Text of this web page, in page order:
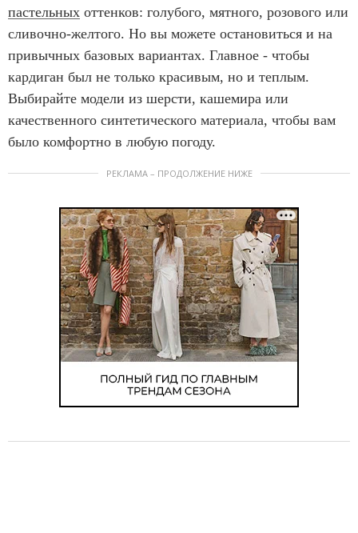
пастельных оттенков: голубого, мятного, розового или
сливочно-желтого. Но вы можете остановиться и на
привычных базовых вариантах. Главное - чтобы
кардиган был не только красивым, но и теплым.
Выбирайте модели из шерсти, кашемира или
качественного синтетического материала, чтобы вам
было комфортно в любую погоду.
РЕКЛАМА – ПРОДОЛЖЕНИЕ НИЖЕ